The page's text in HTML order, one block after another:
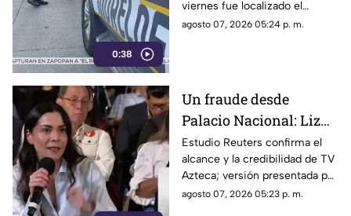
0:38
viernes fue localizado el
cuerpo de un hombre con
agosto 07, 2026 05:24 p. m.
Un fraude desde
Palacio Nacional: Liz
Vilchis intentó
desvirtuar estudio de
Reuters sobre la
credibilidad de TV
Estudio Reuters confirma el
alcance y la credibilidad de TV
Azteca; versión presentada por
Liz Vilchis fue cuestionada al
agosto 07, 2026 05:23 p. m.